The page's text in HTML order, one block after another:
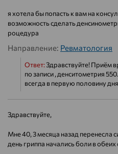
я хотела бы попасть к вам на
возможность сделать
роцедура
Направление: Ревматология
Ответ:Здравствуйте! Приём
по записи , денситометрия
всегда в первую половину дня
Здравствуйте,
Мне 40, 3 месяца назад перенесла
день гриппа начались боли в обеих